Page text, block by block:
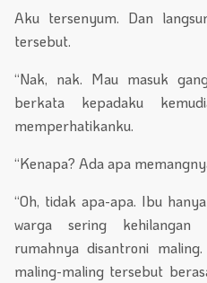
Aku tersenyum. Dan
tersebut.
“Nak, nak. Mau masuk
berkata kepadaku
memperhatikanku.
“Kenapa? Ada apa
“Oh, tidak apa-apa. Ibu
warga sering kehilangan
rumahnya disantroni
maling-maling tersebut